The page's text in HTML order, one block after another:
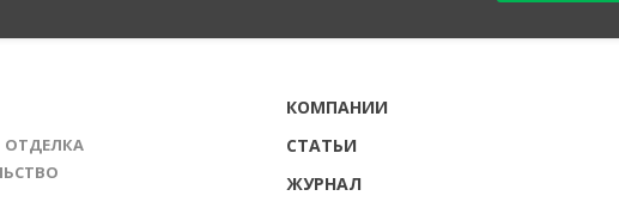
ОТДЕЛКА
КОМПАНИИ
СТАТЬИ
ЖУРНАЛ